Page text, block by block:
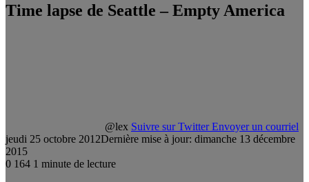
Time lapse de Seattle – Empty America
@lex Suivre sur Twitter Envoyer un courriel
jeudi 25 octobre 2012Dernière mise à jour: dimanche 13 décembre
2015
0 164 1 minute de lecture